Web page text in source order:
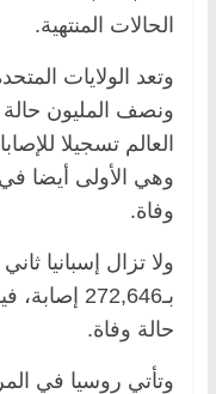
الحالات المنتهية.
وتعد الولايات
ونصف المليون
وفاة.
ولا تزال إسبانيا
حالة وفاة.
وتأتي روسيا في